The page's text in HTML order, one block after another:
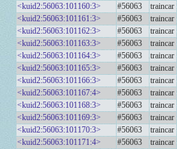
<kuid2:56063:101160:3>
#56063 traincar
<kuid2:56063:101161:3>
#56063 traincar
<kuid2:56063:101162:3>
#56063 traincar
<kuid2:56063:101163:3>
#56063 traincar
<kuid2:56063:101164:3>
#56063 traincar
<kuid2:56063:101165:3>
#56063 traincar
<kuid2:56063:101166:3>
#56063 traincar
<kuid2:56063:101167:4>
#56063 traincar
<kuid2:56063:101168:3>
#56063 traincar
<kuid2:56063:101169:3>
#56063 traincar
<kuid2:56063:101170:3>
#56063 traincar
<kuid2:56063:101171:4>
#56063 traincar